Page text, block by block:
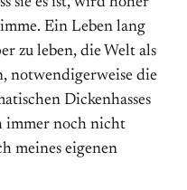
Ein Leben lang
zu leben, die Welt als
notwendigerweise die
Dickenhasses
immer noch nicht
meines eigenen